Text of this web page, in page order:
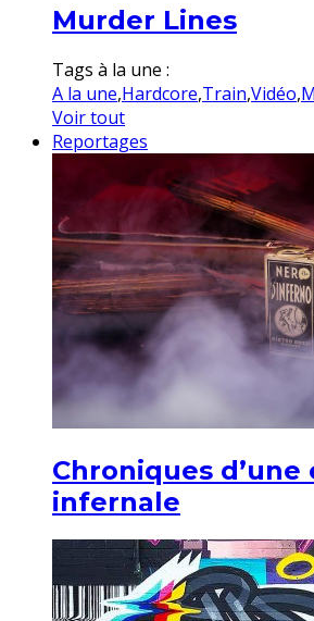
Murder Lines
Tags à la une :
A la une,Hardcore,Train,Vidéo,
Voir tout
Reportages
Chroniques d’une
infernale